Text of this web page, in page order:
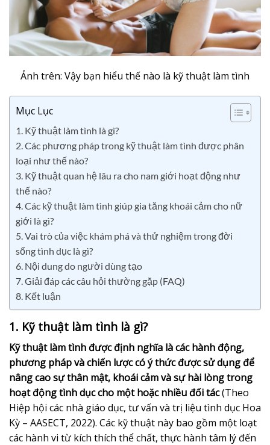
Ảnh trên: Vậy bạn hiểu thế nào là kỹ thuật làm tình
Mục Lục
1. Kỹ thuật làm tình là gì?
2. Các phương pháp trong kỹ thuật làm tình được phân
loại như thế nào?
3. Kỹ thuật quan hệ lâu ra cho nam giới hoạt động như
thế nào?
4. Các kỹ thuật làm tình giúp gia tăng khoái cảm cho nữ
giới là gì?
5. Vai trò của việc khám phá và thử nghiệm trong đời
sống tình dục là gì?
6. Nội dung do người dùng tạo
7. Giải đáp các câu hỏi thường gặp (FAQ)
8. Kết luận
1. Kỹ thuật làm tình là gì?
Kỹ thuật làm tình được định nghĩa là các hành động,
phương pháp và chiến lược có ý thức được sử dụng để
nâng cao sự thân mật, khoái cảm và sự hài lòng trong
hoạt động tình dục cho một hoặc nhiều đối tác(Theo
Hiệp hội các nhà giáo dục, tư vấn và trị liệu tình dục Hoa
Kỳ – AASECT, 2022). Các kỹ thuật này bao gồm một loạt
các hành vi từ kích thích thể chất, thực hành tâm lý đến